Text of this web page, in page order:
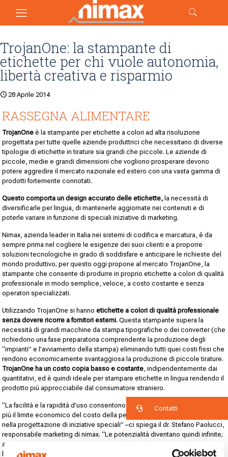
TrojanOne: la stampante di
etichette per chi vuole autonomia,
libertà creativa e risparmio
28 Aprile 2014
RASSEGNA ALIMENTARE
TrojanOne è la stampante per etichette a colori ad alta risoluzione
progettata per tutte quelle aziende produttrici che necessitano di diverse
tipologie di etichette in tirature sia grandi che piccole. Le aziende di
piccole, medie e grandi dimensioni che vogliono prosperare devono
potere aggredire il mercato nazionale ed estero con una vasta gamma di
prodotti fortemente connotati.
Questo comporta un design accurato delle etichette, la necessità di
diversificarle per lingua, di mantenerle aggiornate nei contenuti e di
poterle variare in funzione di speciali iniziative di marketing.
Nimax, azienda leader in Italia nei sistemi di codifica e marcatura, è da
sempre prima nel cogliere le esigenze dei suoi clienti e a proporre
soluzioni tecnologiche in grado di soddisfare e anticipare le richieste del
mondo produttivo; per questo oggi propone al mercato TrojanOne, la
stampante che consente di produrre in proprio etichette a colori di qualità
professionale in modo semplice, veloce, a costo costante e senza
operatori specializzati.
Utilizzando TrojanOne si hanno etichette a colori di qualità professionale
senza dovere ricorre a fornitori esterni. Questa stampante supera la
necessità di grandi macchine da stampa tipografiche o dei converter (che
richiedono una fase preparatoria comprendente la produzione degli
“impianti” e l’avviamento della stampa) eliminando tutti quei costi fissi che
rendono economicamente svantaggiosa la produzione di piccole tirature.
TrojanOne ha un costo copia basso e costante, indipendentemente dai
quantitativi, ed è quindi ideale per stampare etichette in lingua rendendo il
prodotto più approcciabile dal consumatore straniero.
“La facilità e la rapidità d’uso consentono agli uffici marketing di non porsi
più il limite economico del costo della personalizzazione delle etichette
nella progettazione di iniziative speciali” –ci spiega il dr. Stefano Paolucci,
responsabile marketing di nimax. “Le potenzialità diventano quindi infinite;
a titolo di esempio TrojanOne consente di brandizzare piccoli lotti con i
loghi del cliente per eventi e cadeaux, permette di utilizzare QrCode per
Contatti